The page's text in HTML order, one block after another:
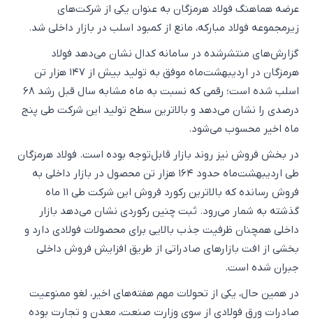
عرضه هماهنگ فولاد هرمزگان به عنوان یکی از شرکت‌های
زیرمجموعه فولاد مبارکه، مانع از کمبود اسلب در بازار داخلی شد.
گزارش‌های منتشرشده در سامانه کدال نشان می‌دهد فولاد
هرمزگان در اردیبهشت‌ماه موفق به تولید بیش از ۱۴۷ هزار تن
اسلب شده است؛ رقمی که نسبت به ماه مشابه سال قبل رشد ۶۸
درصدی را نشان می‌دهد و بالاترین سطح تولید این شرکت طی پنج
ماه اخیر محسوب می‌شود.
در بخش فروش نیز روند بازار قابل‌توجه بوده است. فولاد هرمزگان
طی اردیبهشت‌ماه حدود ۱۶۴ هزار تن محصول در بازار داخلی به
فروش رسانده که بالاترین رکورد فروش این شرکت طی ۱۱ ماه
گذشته به شمار می‌رود. ثبت چنین رکوردی نشان می‌دهد بازار
داخلی همچنان ظرفیت جذب بالایی برای محصولات فولادی دارد و
بخشی از افت بازارهای صادراتی از طریق افزایش فروش داخلی
جبران شده است.
در همین حال، یکی از تحولات مهم هفته‌های اخیر، لغو ممنوعیت
صادرات ورق فولادی از سوی وزارت صنعت، معدن و تجارت بوده